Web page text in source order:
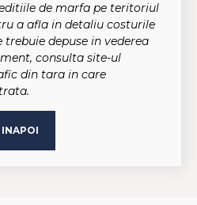
de marfa pe teritoriul
a afla in detaliu costurile
depuse in vederea
consulta site-ul
din tara in care
INAPOI